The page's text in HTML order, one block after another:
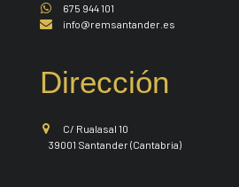
675 944 101
info@remsantander.es
Dirección
C/ Rualasal 10
39001 Santander (Cantabria)